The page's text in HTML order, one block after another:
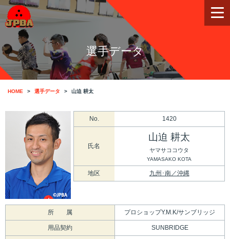
選手データ
HOME 選手データ 山迫 耕太
No. 1420
氏名
山迫 耕太
ヤマサココウタ
YAMASAKO KOTA
地区 九州･南／沖縄
所 属 プロショップY.M.K/サンブリッジ
用品契約 SUNBRIDGE